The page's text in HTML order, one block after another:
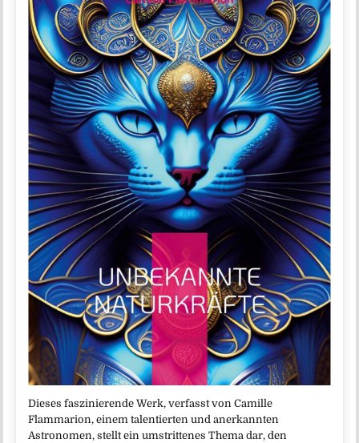
Dieses faszinierende Werk, verfasst von Camille
Flammarion, einem talentierten und anerkannten
Astronomen, stellt ein umstrittenes Thema dar, den